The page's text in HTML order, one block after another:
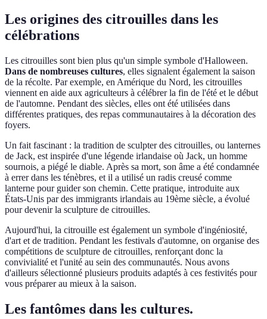
Les origines des citrouilles dans les
célébrations
Les citrouilles sont bien plus qu'un simple symbole d'Halloween.
Dans de nombreuses cultures, elles signalent également la saison
de la récolte. Par exemple, en Amérique du Nord, les citrouilles
viennent en aide aux agriculteurs à célébrer la fin de l'été et le début
de l'automne. Pendant des siècles, elles ont été utilisées dans
différentes pratiques, des repas communautaires à la décoration des
foyers.
Un fait fascinant : la tradition de sculpter des citrouilles, ou lanternes
de Jack, est inspirée d'une légende irlandaise où Jack, un homme
sournois, a piégé le diable. Après sa mort, son âme a été condamnée
à errer dans les ténèbres, et il a utilisé un radis creusé comme
lanterne pour guider son chemin. Cette pratique, introduite aux
États-Unis par des immigrants irlandais au 19ème siècle, a évolué
pour devenir la sculpture de citrouilles.
Aujourd'hui, la citrouille est également un symbole d'ingéniosité,
d'art et de tradition. Pendant les festivals d'automne, on organise des
compétitions de sculpture de citrouilles, renforçant donc la
convivialité et l'unité au sein des communautés. Nous avons
d'ailleurs sélectionné plusieurs produits adaptés à ces festivités pour
vous préparer au mieux à la saison.
Les fantômes dans les cultures.